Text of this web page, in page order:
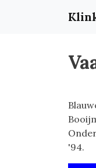
'94.